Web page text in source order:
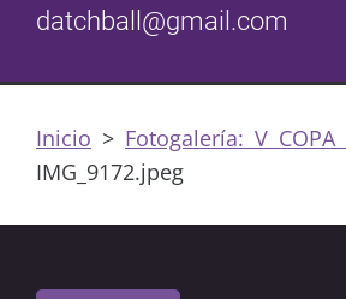
datchball@gmail.com
Inicio > Fotogalería: V COPA
IMG_9172.jpeg